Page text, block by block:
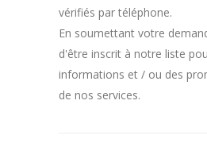
vérifiés par téléphone.
En soumettant votre
d'être inscrit à notre liste
informations et / ou des
de nos services.